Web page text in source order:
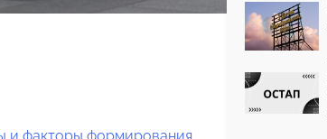
и факторы формирования